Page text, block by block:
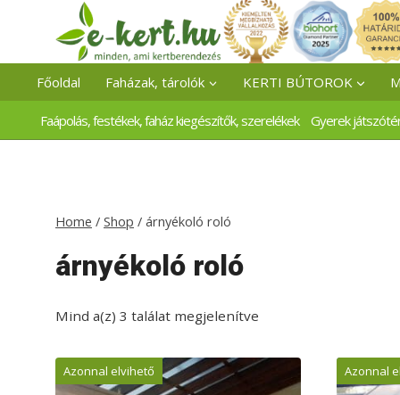
content
Főoldal Faházak, tárolók KERTI BÚTOROK
Faápolás, festékek, faház kiegészítők, szerelékek Gyerek
Home / Shop / árnyékoló roló
árnyékoló roló
Mind a(z) 3 találat megjelenítve
Azonnal elvihető Azonnal